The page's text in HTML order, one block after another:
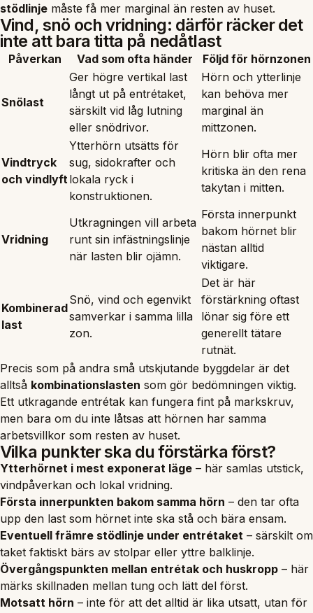
stödlinje måste få mer marginal än resten av huset.
Vind, snö och vridning: därför räcker det
inte att bara titta på nedåtlast
Påverkan Vad som ofta händer Följd för hörnzonen
Snölast
Ger högre vertikal last
långt ut på entrétaket,
särskilt vid låg lutning
eller snödrivor.
Hörn och ytterlinje
kan behöva mer
marginal än
mittzonen.
Vindtryck
och vindlyft
Ytterhörn utsätts för
sug, sidokrafter och
lokala ryck i
konstruktionen.
Hörn blir ofta mer
kritiska än den rena
takytan i mitten.
Vridning
Utkragningen vill arbeta
runt sin infästningslinje
när lasten blir ojämn.
Första innerpunkt
bakom hörnet blir
nästan alltid
viktigare.
Kombinerad
last
Snö, vind och egenvikt
samverkar i samma lilla
zon.
Det är här
förstärkning oftast
lönar sig före ett
generellt tätare
rutnät.
Precis som på andra små utskjutande byggdelar är det
alltså kombinationslasten som gör bedömningen viktig.
Ett utkragande entrétak kan fungera fint på markskruv,
men bara om du inte låtsas att hörnen har samma
arbetsvillkor som resten av huset.
Vilka punkter ska du förstärka först?
Ytterhörnet i mest exponerat läge – här samlas utstick,
vindpåverkan och lokal vridning.
Första innerpunkten bakom samma hörn – den tar ofta
upp den last som hörnet inte ska stå och bära ensam.
Eventuell främre stödlinje under entrétaket – särskilt om
taket faktiskt bärs av stolpar eller yttre balklinje.
Övergångspunkten mellan entrétak och huskropp – här
märks skillnaden mellan tung och lätt del först.
Motsatt hörn – inte för att det alltid är lika utsatt, utan för